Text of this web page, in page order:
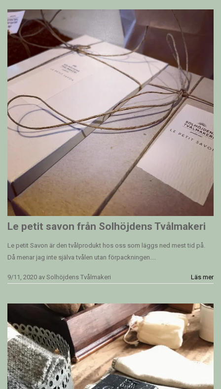
Le petit savon från Solhöjdens Tvålmakeri
Le petit Savon är den tvålprodukt hos oss som läggs ned mest tid på.
Då menar jag inte själva tvålen utan förpackningen....
9/11, 2020 av Solhöjdens Tvålmakeri Läs mer